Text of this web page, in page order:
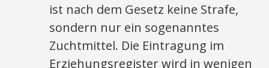
ist nach dem Gesetz keine Strafe,
sondern nur ein sogenanntes
Zuchtmittel. Die Eintragung im
Erziehungsregister wird in wenigen